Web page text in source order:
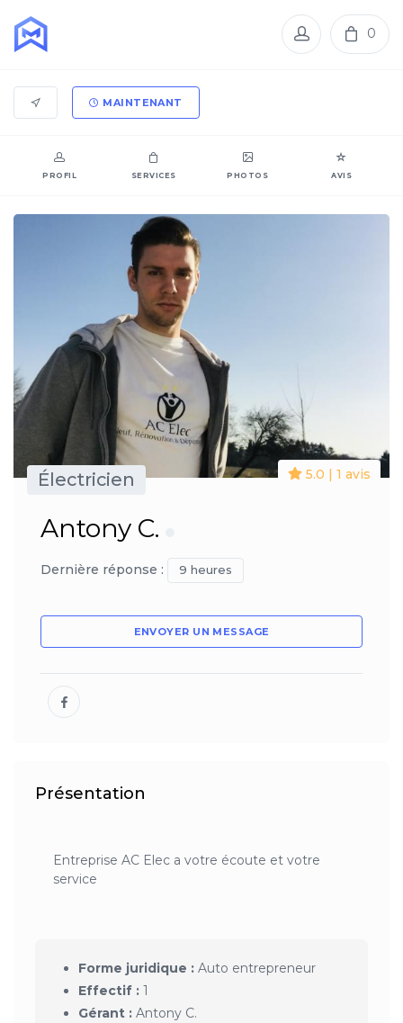
0
MAINTENANT
PROFIL SERVICES PHOTOS AVIS
5.0 | 1 avis
Électricien
Antony C.
Dernière réponse : 9 heures
ENVOYER UN MESSAGE
Présentation
Entreprise AC Elec a votre écoute et votre
service
Forme juridique : Auto entrepreneur
Effectif : 1
Gérant : Antony C.